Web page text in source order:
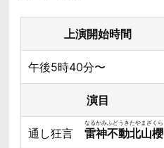
上演開始時間
午後5時40分〜
演目
通し狂言 雷神不動北山櫻
なるかみふどうきたやまざくら